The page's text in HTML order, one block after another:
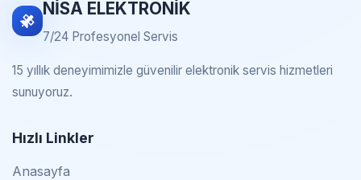
NİSA ELEKTRONİK
7/24 Profesyonel Servis
15 yıllık deneyimimizle güvenilir elektronik servis hizmetleri
sunuyoruz.
Hızlı Linkler
Anasayfa